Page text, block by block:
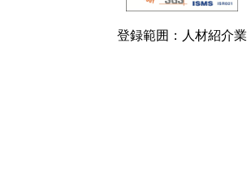
登録範囲：人材紹介業